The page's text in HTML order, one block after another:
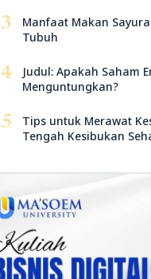
3
Manfaat Makan
Tubuh
4
Judul: Apakah Saham
Menguntungkan?
5
Tips untuk Merawat
Tengah Kesibukan